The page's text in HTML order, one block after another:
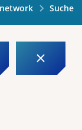
Suche